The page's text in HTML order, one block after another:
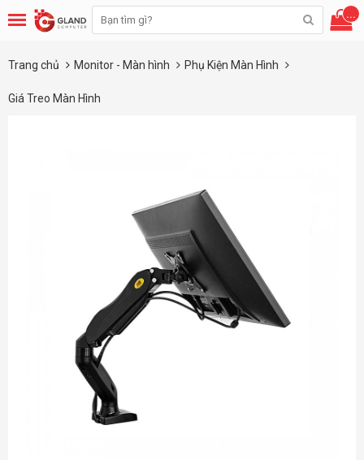
...
Trang chủ Monitor - Màn hình Phụ Kiện Màn Hình
Giá Treo Màn Hình